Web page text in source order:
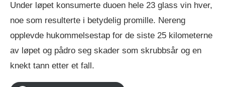
Under løpet konsumerte duoen hele 23 glass vin hver,
noe som resulterte i betydelig promille. Nereng
opplevde hukommelsestap for de siste 25 kilometerne
av løpet og pådro seg skader som skrubbsår og en
knekt tann etter et fall.